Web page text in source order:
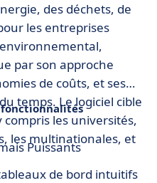
des déchets, de
les entreprises
par son approche
de coûts, et ses
temps. Le logiciel cible
les universités,
les multinationales, et
fonctionnalités
Puissants
de bord intuitifs